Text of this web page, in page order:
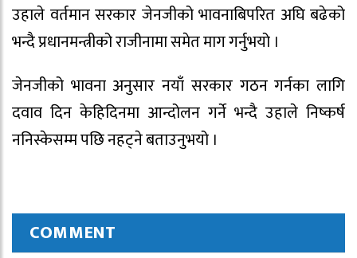
उहाले वर्तमान सरकार जेनजीको भावनाबिपरित अघि बढेको
भन्दै प्रधानमन्त्रीको राजीनामा समेत माग गर्नुभयो ।
जेनजीको भावना अनुसार नयाँ सरकार गठन गर्नका लागि
दवाव दिन केहिदिनमा आन्दोलन गर्ने भन्दै उहाले निष्कर्ष
ननिस्केसम्म पछि नहट्ने बताउनुभयो ।
COMMENT